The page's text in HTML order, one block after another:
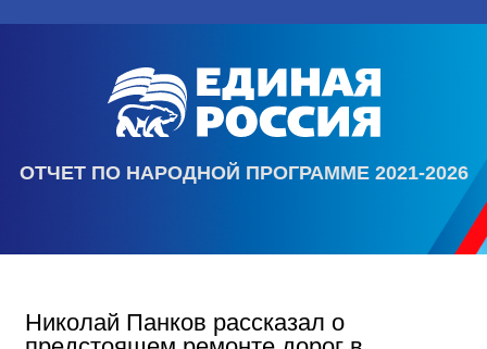
ОТЧЕТ ПО НАРОДНОЙ ПРОГРАММЕ 2021-2026
Николай Панков рассказал о